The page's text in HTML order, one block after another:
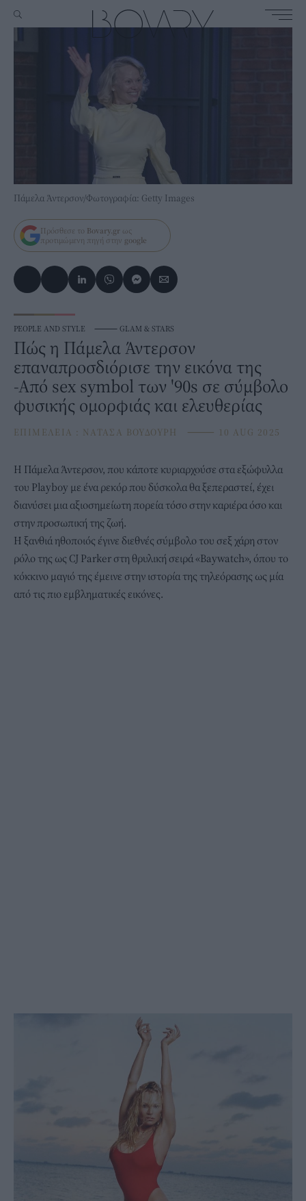
Πάμελα Άντερσον/Φωτογραφία: Getty Images
Πρόσθεσε το Bovary.gr ως
προτιμώμενη πηγή στην google
PEOPLE AND STYLE ⸻ GLAM & STARS
Πώς η Πάμελα Άντερσον
επαναπροσδιόρισε την εικόνα της
-Από sex symbol των '90s σε σύμβολο
φυσικής ομορφιάς και ελευθερίας
ΕΠΙΜΕΛΕΙΑ : ΝΑΤΑΣΑ ΒΟΥΔΟΥΡΗ ⸻ 10 AUG 2025
Η Πάμελα Άντερσον, που κάποτε κυριαρχούσε στα εξώφυλλα
του Playboy με ένα ρεκόρ που δύσκολα θα ξεπεραστεί, έχει
διανύσει μια αξιοσημείωτη πορεία τόσο στην καριέρα όσο και
στην προσωπική της ζωή.
Η ξανθιά ηθοποιός έγινε διεθνές σύμβολο του σεξ χάρη στον
ρόλο της ως CJ Parker στη θρυλική σειρά «Baywatch», όπου το
κόκκινο μαγιό της έμεινε στην ιστορία της τηλεόρασης ως μία
από τις πιο εμβληματικές εικόνες.